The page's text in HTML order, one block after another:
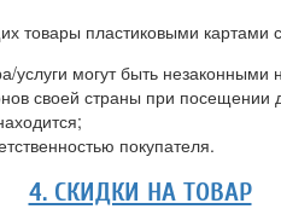
пластиковыми картами
услуги могут быть
своей страны при
покупателя.
4. СКИДКИ НА ТОВАР